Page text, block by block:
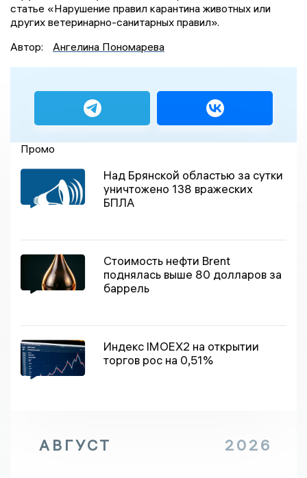
статье «Нарушение правил карантина животных или
других ветеринарно-санитарных правил».
Автор:
Ангелина Пономарева
Промо
Над Брянской областью за сутки
уничтожено 138 вражеских
БПЛА
Стоимость нефти Brent
поднялась выше 80 долларов за
баррель
Индекс IMOEX2 на открытии
торгов рос на 0,51%
АВГУСТ 2026